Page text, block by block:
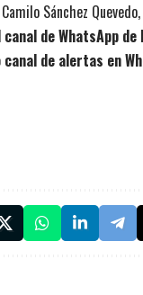
Sánchez
de WhatsApp de
de alertas en